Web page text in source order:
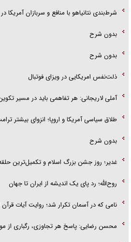
شرط‌بندی نتانیاهو با منافع و سربازان آمریکا
بدون شرح
بدون شرح
ذلت‌نفس امریکایی در ویزای فوتبال
آملی لاریجانی: هر تفاهمی باید در مسیر
طلاق سیاسی آمریکا و اروپا؛ انزوای بیشتر
بدون شرح
غدیر؛ روز جشن بزرگ اسلام و تکمیل‌ترین
روح‌الله؛ رد پای یک اندیشه از ایران تا جهان
نامی که در آسمان تکرار شد؛ روایت آیات قرآن
محسن رضایی: پاسخ هر تجاوزی، رگباری از